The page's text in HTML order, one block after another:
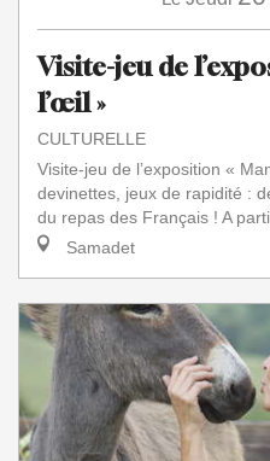
Visite-jeu de
l’œil »
CULTURELLE
Visite-jeu de l’exposition «
devinettes, jeux de rapidité :
du repas des Français ! A
Samadet